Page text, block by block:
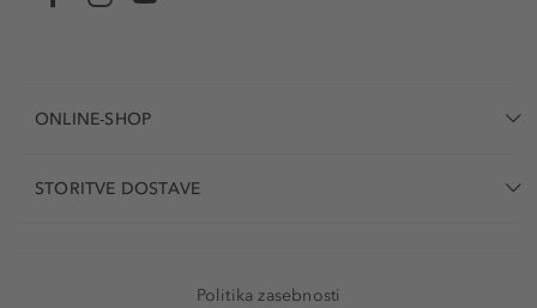
ONLINE-SHOP
STORITVE DOSTAVE
Politika zasebnosti